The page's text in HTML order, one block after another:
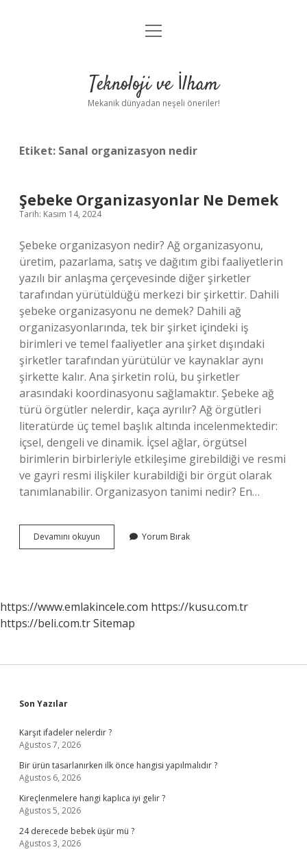
Anasayfa
Yasal Uyarı
menüyü
Teknoloji ve İlham
Mekanik dünyadan neşeli öneriler!
Etiket: Sanal organizasyon nedir
Şebeke Organizasyonlar Ne Demek
Tarih: Kasım 14, 2024
Şebeke organizasyon nedir? Ağ organizasyonu,
üretim, pazarlama, satış ve dağıtım gibi faaliyetlerin
yazılı bir anlaşma çerçevesinde diğer şirketler
tarafından yürütüldüğü merkezi bir şirkettir. Dahili
şebeke organizasyonu ne demek? Dahili ağ
organizasyonlarında, tek bir şirket içindeki iş
birimleri ve temel faaliyetler ana şirket dışındaki
şirketler tarafından yürütülür ve kaynaklar aynı
şirkette kalır. Ana şirketin rolü, bu şirketler
arasındaki koordinasyonu sağlamaktır. Şebeke ağ
türü örgütler nelerdir, kaça ayrılır? Ağ örgütleri
literatürde üç temel başlık altında incelenmektedir:
içsel, dengeli ve dinamik. İçsel ağlar, örgütsel
birimlerin birbirleriyle etkileşime girebildiği ve resmi
ve gayri resmi ilişkiler kurabildiği bir örgüt olarak
tanımlanabilir. Organizasyon tanimi nedir? En…
Devamını okuyun
Organizasyonlar
Yorum Bırak
https://www.emlakincele.com https://kusu.com.tr
https://beli.com.trSitemap
Sidebar
Son Yazılar
Karşıt ifadeler nelerdir ?
Ağustos 7, 2026
Bir ürün tasarlanırken ilk önce hangisi yapılmalıdır ?
Ağustos 6, 2026
Kireçlenmelere hangi kaplıca iyi gelir ?
Ağustos 5, 2026
24 derecede bebek üşür mü ?
Ağustos 3, 2026